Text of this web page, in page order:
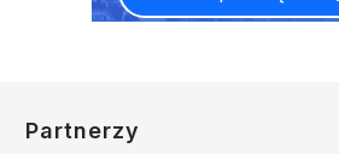
Partnerzy